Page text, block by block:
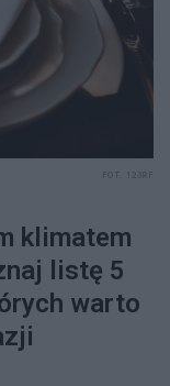
klimatem
listę 5
warto